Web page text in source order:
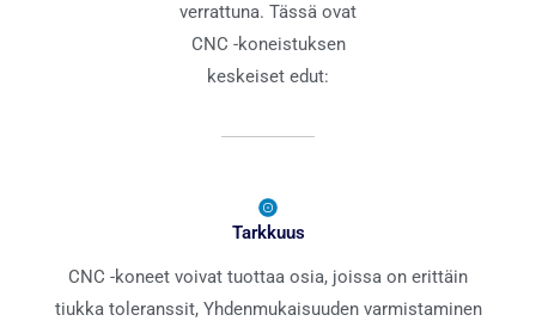
verrattuna. Tässä ovat
CNC -koneistuksen
keskeiset edut:
Tarkkuus
CNC -koneet voivat tuottaa osia, joissa on erittäin
tiukka toleranssit, Yhdenmukaisuuden varmistaminen